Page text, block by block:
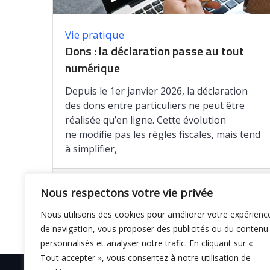
Nous respectons votre vie privée
Nous utilisons des cookies pour améliorer votre
de navigation, vous proposer des publicités ou du contenu
personnalisés et analyser notre trafic. En cliquant sur «
Tout accepter », vous consentez à notre utilisation de
Vie pratique
Dons : la déclaration passe au tout
numérique
Depuis le 1er janvier 2026, la déclaration
des dons entre particuliers ne peut être
réalisée qu’en ligne. Cette évolution
ne modifie pas les règles fiscales, mais tend
à simplifier,
Enregistrer